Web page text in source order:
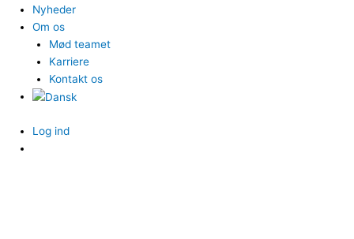
Nyheder
Om os
Mød teamet
Karriere
Kontakt os
Log ind